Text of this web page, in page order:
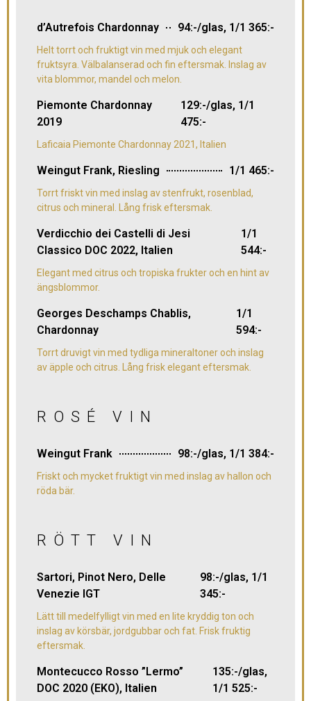
d’Autrefois Chardonnay 94:-/glas, 1/1 365:-
Helt torrt och fruktigt vin med mjuk och elegant
fruktsyra. Välbalanserad och fin eftersmak. Inslag av
vita blommor, mandel och melon.
Piemonte Chardonnay
2019
129:-/glas, 1/1
475:-
Laficaia Piemonte Chardonnay 2021, Italien
Weingut Frank, Riesling 1/1 465:-
Torrt friskt vin med inslag av stenfrukt, rosenblad,
citrus och mineral. Lång frisk eftersmak.
Verdicchio dei Castelli di Jesi
Classico DOC 2022, Italien
1/1
544:-
Elegant med citrus och tropiska frukter och en hint av
ängsblommor.
Georges Deschamps Chablis,
Chardonnay
1/1
594:-
Torrt druvigt vin med tydliga mineraltoner och inslag
av äpple och citrus. Lång frisk elegant eftersmak.
ROSÉ VIN
Weingut Frank 98:-/glas, 1/1 384:-
Friskt och mycket fruktigt vin med inslag av hallon och
röda bär.
RÖTT VIN
Sartori, Pinot Nero, Delle
Venezie IGT
98:-/glas, 1/1
345:-
Lätt till medelfylligt vin med en lite kryddig ton och
inslag av körsbär, jordgubbar och fat. Frisk fruktig
eftersmak.
Montecucco Rosso ”Lermo”
DOC 2020 (EKO), Italien
135:-/glas,
1/1 525:-